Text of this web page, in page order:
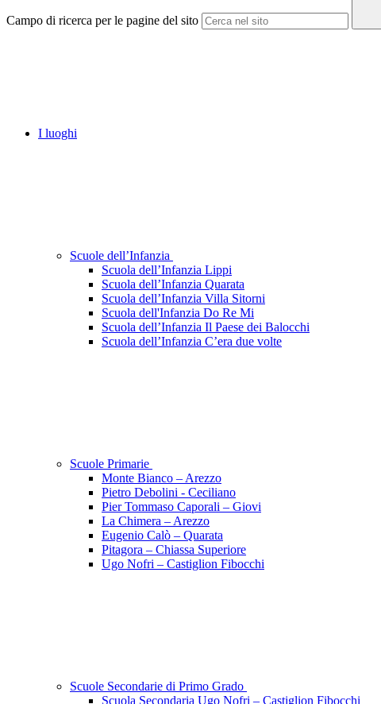
Campo di ricerca per le pagine del sito
I luoghi
Scuole dell’Infanzia
Scuola dell’Infanzia Lippi
Scuola dell’Infanzia Quarata
Scuola dell’Infanzia Villa Sitorni
Scuola dell'Infanzia Do Re Mi
Scuola dell’Infanzia Il Paese dei Balocchi
Scuola dell’Infanzia C’era due volte
Scuole Primarie
Monte Bianco – Arezzo
Pietro Debolini - Ceciliano
Pier Tommaso Caporali – Giovi
La Chimera – Arezzo
Eugenio Calò – Quarata
Pitagora – Chiassa Superiore
Ugo Nofri – Castiglion Fibocchi
Scuole Secondarie di Primo Grado
Scuola Secondaria Ugo Nofri – Castiglion Fibocchi